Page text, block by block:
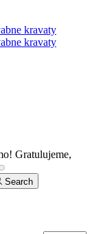
Gratulujeme,
Search